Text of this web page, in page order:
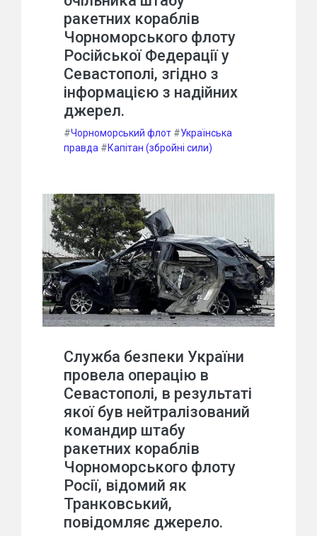
ракетних кораблів
Чорноморського флоту
Російської Федерації у
Севастополі, згідно з
інформацією з надійних
джерел.
#Чорноморський флот #Українська
правда #Капітан (збройні сили)
Служба безпеки України
провела операцію в
Севастополі, в результаті
якої був нейтралізований
командир штабу
ракетних кораблів
Чорноморського флоту
Росії, відомий як
Транковський,
повідомляє джерело.